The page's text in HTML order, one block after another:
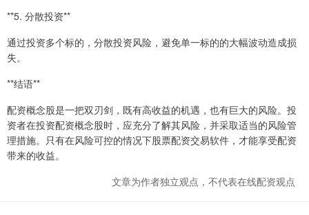
**5. 分散投资**
通过投资多个标的，分散投资风险，避免单一标的的大幅波动造成损
失。
**结语**
配资概念股是一把双刃剑，既有高收益的机遇，也有巨大的风险。投
资者在投资配资概念股时，应充分了解其风险，并采取适当的风险管
理措施。只有在风险可控的情况下股票配资交易软件，才能享受配资
带来的收益。
文章为作者独立观点，不代表在线配资观点